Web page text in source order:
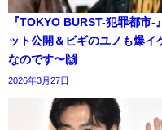
『TOKYO BURST-犯罪都市-
ット公開＆ビギのユノも爆イ
なのです〜🙌
2026年3月27日